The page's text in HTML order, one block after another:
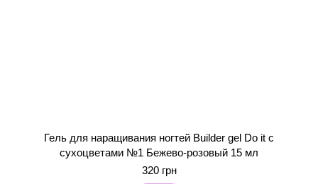
Гель для наращивания ногтей Builder gel Do it с
сухоцветами №1 Бежево-розовый 15 мл
320 грн